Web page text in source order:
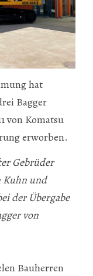
hat
Bagger
von Komatsu
erworben.
Gebrüder
Kuhn und
der Übergabe
von
Bauherren